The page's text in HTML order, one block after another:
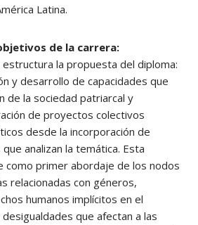
Latina.
de la carrera:
la propuesta del diploma:
y desarrollo de capacidades que
de la sociedad patriarcal y
de proyectos colectivos
desde la incorporación de
analizan la temática. Esta
como primer abordaje de los nodos
relacionadas con géneros,
humanos implícitos en el
que afectan a las